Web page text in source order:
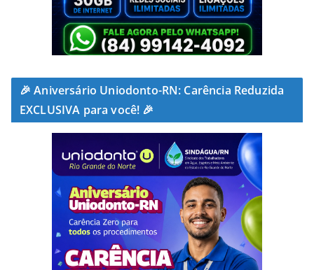
🎉 Aniversário Uniodonto-RN: Carência Reduzida
EXCLUSIVA para você! 🎉